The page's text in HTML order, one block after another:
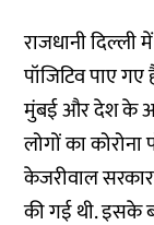
राजधानी दिल्ली
पॉजिटिव पाए
मुंबई और देश के
लोगों का
केजरीवाल
की गई थी. इसके